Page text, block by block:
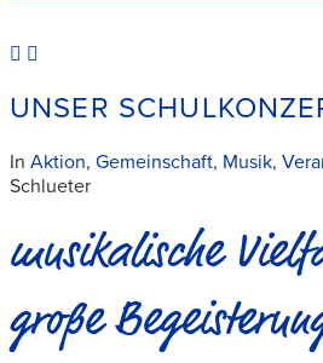
UNSER
In Aktion, Gemeinschaft, Musik,
Schlueter
musikalische
große